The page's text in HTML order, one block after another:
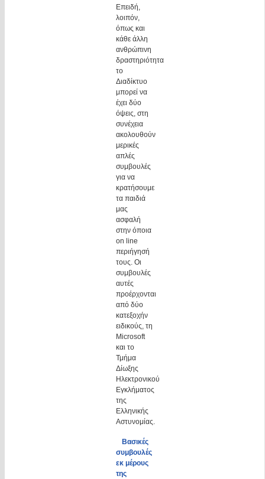
Επειδή,
λοιπόν,
όπως και
κάθε άλλη
ανθρώπινη
δραστηριότητα
το
Διαδίκτυο
μπορεί να
έχει δύο
όψεις, στη
συνέχεια
ακολουθούν
μερικές
απλές
συμβουλές
για να
κρατήσουμε
τα παιδιά
μας
ασφαλή
στην όποια
οn line
περιήγησή
τους. Οι
συμβουλές
αυτές
προέρχονται
από δύο
κατεξοχήν
ειδικούς, τη
Microsoft
και το
Τμήμα
Δίωξης
Ηλεκτρονικού
Εγκλήματος
της
Ελληνικής
Αστυνομίας.
Βασικές
συμβουλές
εκ μέρους
της